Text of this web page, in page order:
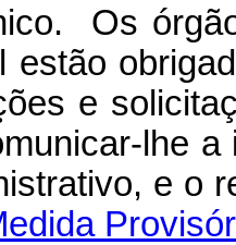
Os
estão
e
lhe